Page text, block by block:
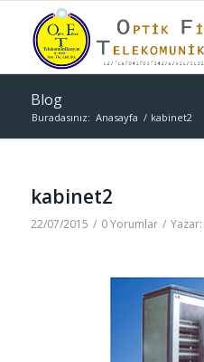
Blog
Buradasınız: Anasayfa / kabinet2
kabinet2
22/07/2015 / 0 Yorumlar / Yazar: